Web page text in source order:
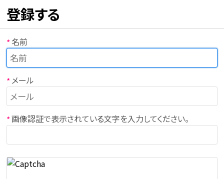
登録する
*名前
*メール
*画像認証で表示されている文字を入力してください。